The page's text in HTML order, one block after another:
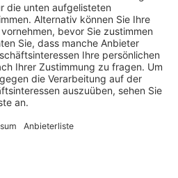
07:10
Bagger stehen
sagt Michael Zobel, der hier